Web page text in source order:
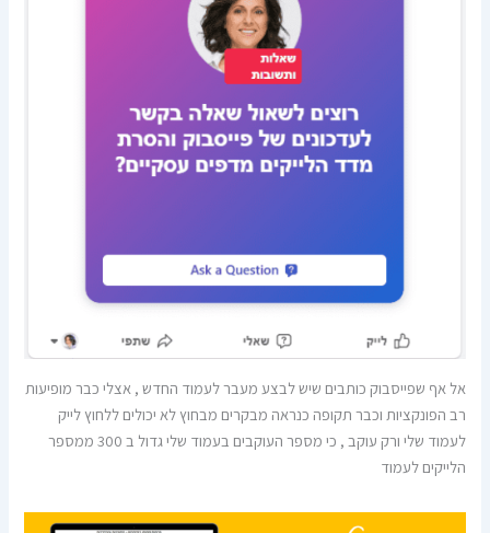
אל אף שפייסבוק כותבים שיש לבצע מעבר לעמוד החדש , אצלי כבר מופיעות
רב הפונקציות וכבר תקופה כנראה מבקרים מבחוץ לא יכולים ללחוץ לייק
לעמוד שלי ורק עוקב , כי מספר העוקבים בעמוד שלי גדול ב 300 ממספר
הלייקים לעמוד